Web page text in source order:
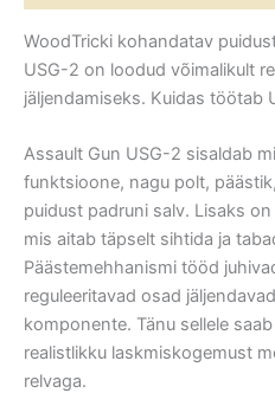
WoodTricki kohandatav
USG-2 on loodud võimalikult
jäljendamiseks. Kuidas töötab
Assault Gun USG-2 sisaldab
funktsioone, nagu polt,
puidust padruni salv. Lisaks
mis aitab täpselt sihtida ja
Päästemehhanismi tööd
reguleeritavad osad
komponente. Tänu sellele
realistlikku laskmiskogemust
relvaga.